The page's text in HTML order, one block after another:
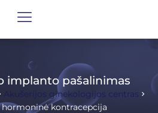
implanto pašalinimas
Akušerijos ginekologijos centras
kontracepcija